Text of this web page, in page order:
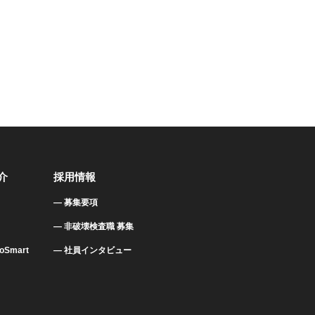
採用情報
募集要項
非破壊検査職 募集
社員インタビュー